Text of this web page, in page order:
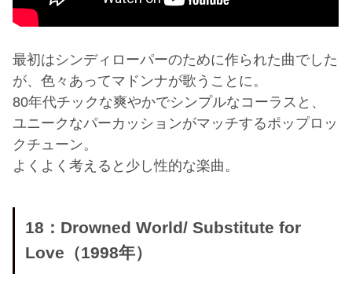
最初はシンディローパーのために作られた曲でした
が、色々あってマドンナが歌うことに。
80年代チックな爽やかでシンプルなコーラスと、
ユニークなパーカッションがマッチするポップロッ
クチューン。
よくよく考えると少し性的な楽曲。
18：Drowned World/ Substitute for
Love（1998年）